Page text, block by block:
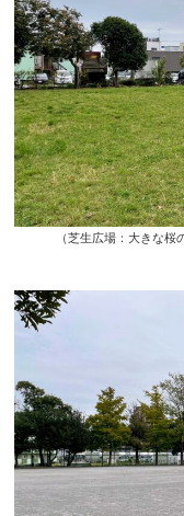
（芝生広場：大きな桜